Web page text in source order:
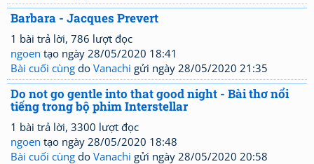
Barbara - Jacques Prevert
1 bài trả lời, 786 lượt đọc
ngoen tạo ngày 28/05/2020 18:41
Bài cuối cùng do Vanachi gửi ngày 28/05/2020 21:35
Do not go gentle into that good night - Bài thơ nổi
tiếng trong bộ phim Interstellar
1 bài trả lời, 3300 lượt đọc
ngoen tạo ngày 28/05/2020 18:48
Bài cuối cùng do Vanachi gửi ngày 28/05/2020 20:58